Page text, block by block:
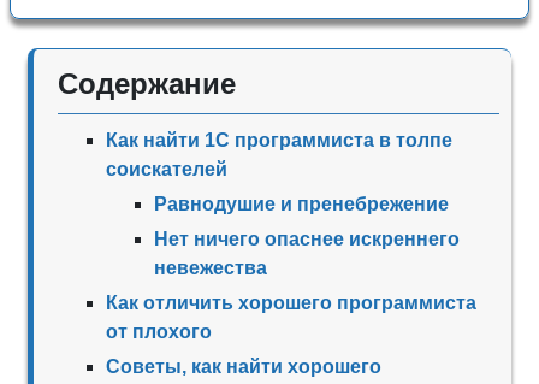
Содержание
Как найти 1С программиста в толпе
соискателей
Равнодушие и пренебрежение
Нет ничего опаснее искреннего
невежества
Как отличить хорошего программиста
от плохого
Советы, как найти хорошего